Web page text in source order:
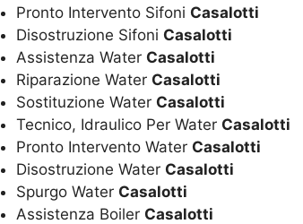
Pronto Intervento Sifoni Casalotti
Disostruzione Sifoni Casalotti
Assistenza Water Casalotti
Riparazione Water Casalotti
Sostituzione Water Casalotti
Tecnico, Idraulico Per Water Casalotti
Pronto Intervento Water Casalotti
Disostruzione Water Casalotti
Spurgo Water Casalotti
Assistenza Boiler Casalotti